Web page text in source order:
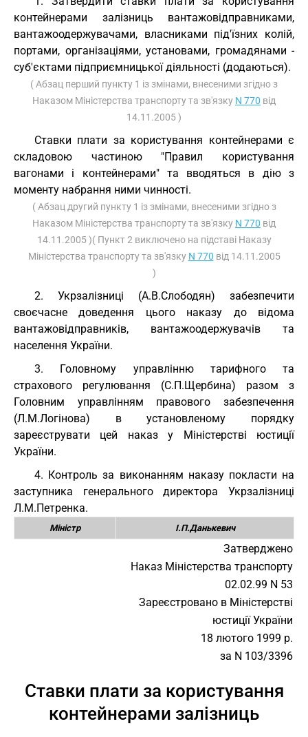
контейнерами залізниць вантажовідправниками,
вантажоодержувачами, власниками під'їзних колій,
портами, організаціями, установами, громадянами -
суб'єктами підприємницької діяльності (додаються).
( Абзац перший пункту 1 із змінами, внесеними згідно з
Наказом Міністерства транспорту та зв'язку N 770 від
14.11.2005 )
Ставки плати за користування контейнерами є
складовою частиною "Правил користування
вагонами і контейнерами" та вводяться в дію з
моменту набрання ними чинності.
( Абзац другий пункту 1 із змінами, внесеними згідно з
Наказом Міністерства транспорту та зв'язку N 770 від
14.11.2005 )( Пункт 2 виключено на підставі Наказу
Міністерства транспорту та зв'язку N 770 від 14.11.2005
)
2. Укрзалізниці (А.В.Слободян) забезпечити
своєчасне доведення цього наказу до відома
вантажовідправників, вантажоодержувачів та
населення України.
3. Головному управлінню тарифного та
страхового регулювання (С.П.Щербина) разом з
Головним управлінням правового забезпечення
(Л.М.Логінова) в установленому порядку
зареєструвати цей наказ у Міністерстві юстиції
України.
4. Контроль за виконанням наказу покласти на
заступника генерального директора Укрзалізниці
Л.М.Петренка.
Міністр І.П.Данькевич
Затверджено
Наказ Міністерства транспорту
02.02.99 N 53
Зареєстровано в Міністерстві
юстиції України
18 лютого 1999 р.
за N 103/3396
Ставки плати за користування
контейнерами залізниць